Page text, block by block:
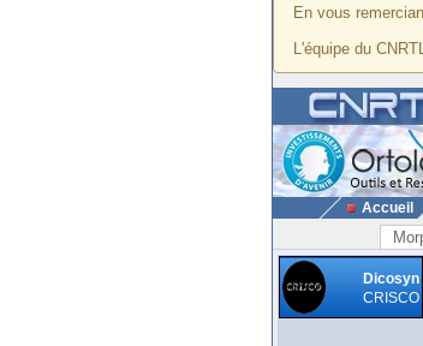
En vous
L'équipe du
Accueil
Dicosyn
CRISCO